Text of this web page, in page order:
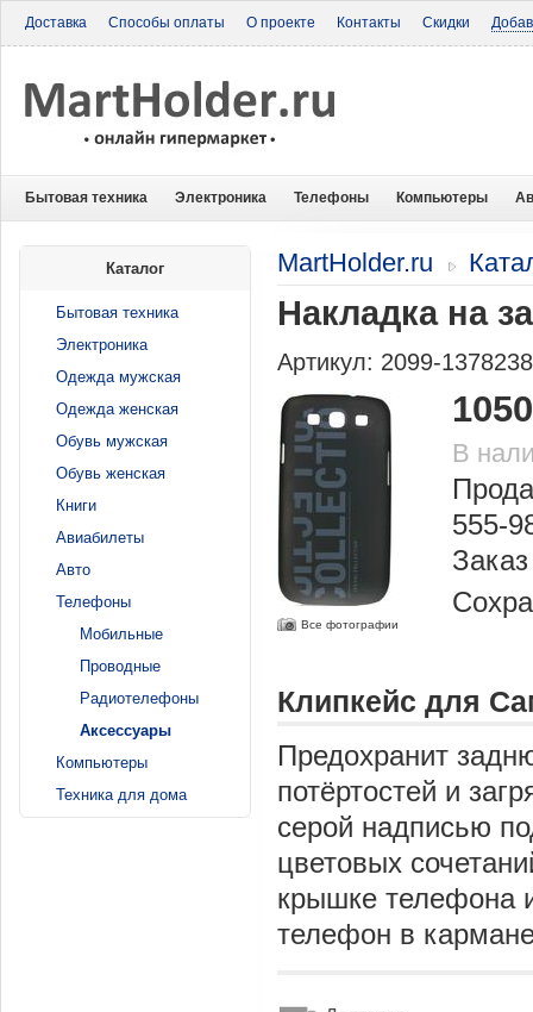
Доставка Способы оплаты О проекте Контакты Скидки
Бытовая техника Электроника Телефоны Компьютеры
MartHolder.ru
Накладка на
Артикул: 2099-
Все фотографии
В
555-
Клипкейс для
Предохранит
потёртостей и
серой надписью
цветовых
крышке телефона
телефон в
Каталог
Бытовая техника
Электроника
Одежда мужская
Одежда женская
Обувь мужская
Обувь женская
Книги
Авиабилеты
Авто
Телефоны
Мобильные
Проводные
Радиотелефоны
Аксессуары
Компьютеры
Техника для дома